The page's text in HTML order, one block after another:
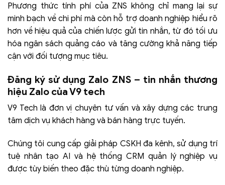
Phương thức tính phí của ZNS không chỉ mang lại sự
minh bạch về chi phí mà còn hỗ trợ doanh nghiệp hiểu rõ
hơn về hiệu quả của chiến lược gửi tin nhắn, từ đó tối ưu
hóa ngân sách quảng cáo và tăng cường khả năng tiếp
cận với đối tượng mục tiêu.
Đăng ký sử dụng Zalo ZNS – tin nhắn thương
hiệu Zalo của V9 tech
V9 Tech là đơn vị chuyên tư vấn và xây dựng các trung
tâm dịch vụ khách hàng và bán hàng trực tuyến.
Chúng tôi cung cấp giải pháp CSKH đa kênh, sử dụng trí
tuệ nhân tạo AI và hệ thống CRM quản lý nghiệp vụ
được tùy biến theo đặc thù từng doanh nghiệp.